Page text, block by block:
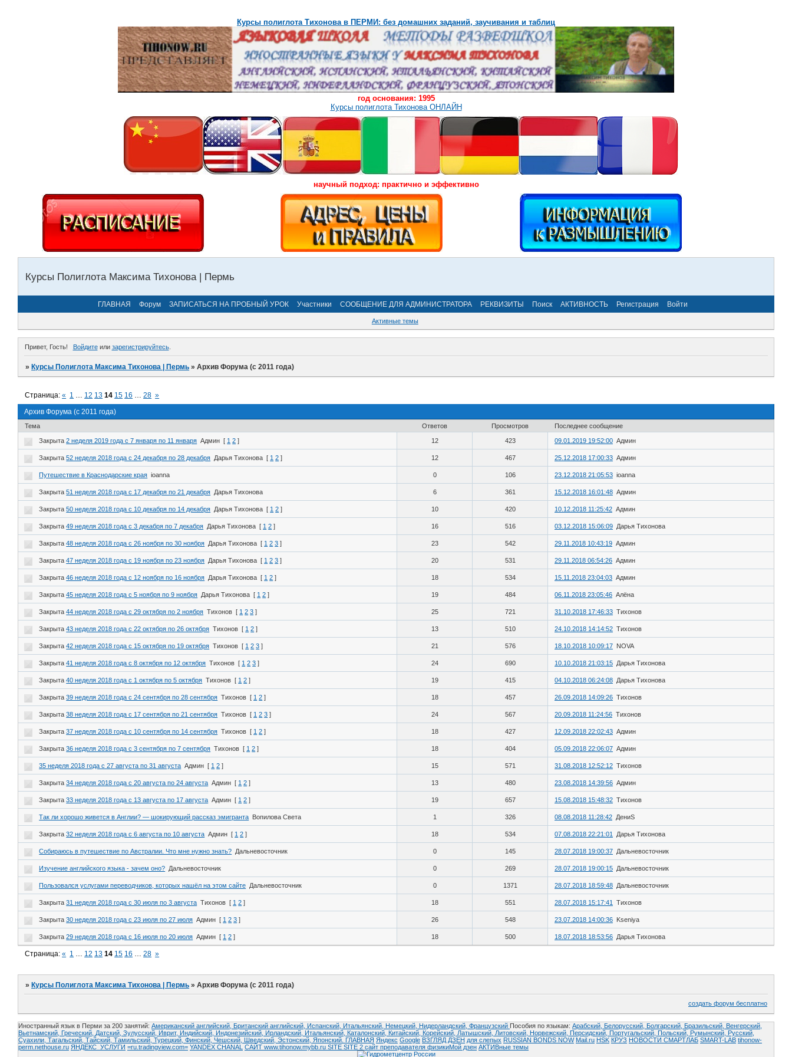
Курсы полиглота Тихонова в ПЕРМИ: без домашних заданий, заучивания и таблиц
год основания: 1995
Курсы полиглота Тихонова ОНЛАЙН
научный подход: практично и эффективно
Курсы Полиглота Максима Тихонова | Пермь
ГЛАВНАЯ Форум ЗАПИСАТЬСЯ НА ПРОБНЫЙ УРОК Участники СООБЩЕНИЕ ДЛЯ АДМИНИСТРАТОРА РЕКВИЗИТЫ Поиск АКТИВНОСТЬ Регистрация Войти
Активные темы
Привет, Гость! Войдитеили зарегистрируйтесь.
»Курсы Полиглота Максима Тихонова | Пермь »Архив Форума (с 2011 года)
Архив Форума (с 2011 года)
Страница:« 1 … 12 13 14 15 16 … 28 »
Тема Ответов Просмотров Последнее сообщение
Закрыта2 неделя 2019 года с 7 января по 11 января Админ [ 1 2 ] 12 423 09.01.2019 19:52:00 Админ
Закрыта52 неделя 2018 года с 24 декабря по 28 декабря Дарья Тихонова [ 1 2 ] 12 467 25.12.2018 17:00:33 Админ
Путешествие в Краснодарские края ioanna 0 106 23.12.2018 21:05:53 ioanna
Закрыта51 неделя 2018 года с 17 декабря по 21 декабря Дарья Тихонова 6 361 15.12.2018 16:01:48 Админ
Закрыта50 неделя 2018 года с 10 декабря по 14 декабря Дарья Тихонова [ 1 2 ] 10 420 10.12.2018 11:25:42 Админ
Закрыта49 неделя 2018 года с 3 декабря по 7 декабря Дарья Тихонова [ 1 2 ] 16 516 03.12.2018 15:06:09 Дарья Тихонова
Закрыта48 неделя 2018 года с 26 ноября по 30 ноября Дарья Тихонова [ 1 2 3 ] 23 542 29.11.2018 10:43:19 Админ
Закрыта47 неделя 2018 года с 19 ноября по 23 ноября Дарья Тихонова [ 1 2 3 ] 20 531 29.11.2018 06:54:26 Админ
Закрыта46 неделя 2018 года с 12 ноября по 16 ноября Дарья Тихонова [ 1 2 ] 18 534 15.11.2018 23:04:03 Админ
Закрыта45 неделя 2018 года с 5 ноября по 9 ноября Дарья Тихонова [ 1 2 ] 19 484 06.11.2018 23:05:46 Алёна
Закрыта44 неделя 2018 года с 29 октября по 2 ноября Тихонов [ 1 2 3 ] 25 721 31.10.2018 17:46:33 Тихонов
Закрыта43 неделя 2018 года с 22 октября по 26 октября Тихонов [ 1 2 ] 13 510 24.10.2018 14:14:52 Тихонов
Закрыта42 неделя 2018 года с 15 октября по 19 октября Тихонов [ 1 2 3 ] 21 576 18.10.2018 10:09:17 NOVA
Закрыта41 неделя 2018 года с 8 октября по 12 октября Тихонов [ 1 2 3 ] 24 690 10.10.2018 21:03:15 Дарья Тихонова
Закрыта40 неделя 2018 года с 1 октября по 5 октября Тихонов [ 1 2 ] 19 415 04.10.2018 06:24:08 Дарья Тихонова
Закрыта39 неделя 2018 года с 24 сентября по 28 сентября Тихонов [ 1 2 ] 18 457 26.09.2018 14:09:26 Тихонов
Закрыта38 неделя 2018 года с 17 сентября по 21 сентября Тихонов [ 1 2 3 ] 24 567 20.09.2018 11:24:56 Тихонов
Закрыта37 неделя 2018 года с 10 сентября по 14 сентября Тихонов [ 1 2 ] 18 427 12.09.2018 22:02:43 Админ
Закрыта36 неделя 2018 года с 3 сентября по 7 сентября Тихонов [ 1 2 ] 18 404 05.09.2018 22:06:07 Админ
35 неделя 2018 года с 27 августа по 31 августа Админ [ 1 2 ] 15 571 31.08.2018 12:52:12 Тихонов
Закрыта34 неделя 2018 года с 20 августа по 24 августа Админ [ 1 2 ] 13 480 23.08.2018 14:39:56 Админ
Закрыта33 неделя 2018 года с 13 августа по 17 августа Админ [ 1 2 ] 19 657 15.08.2018 15:48:32 Тихонов
Так ли хорошо живется в Англии? — шокирующий рассказ эмигранта Вопилова Света 1 326 08.08.2018 11:28:42 ДениS
Закрыта32 неделя 2018 года с 6 августа по 10 августа Админ [ 1 2 ] 18 534 07.08.2018 22:21:01 Дарья Тихонова
Собираюсь в путешествие по Австралии. Что мне нужно знать? Дальневосточник 0 145 28.07.2018 19:00:37 Дальневосточник
Изучение английского языка - зачем оно? Дальневосточник 0 269 28.07.2018 19:00:15 Дальневосточник
Пользовался услугами переводчиков, которых нашёл на этом сайте Дальневосточник 0 1371 28.07.2018 18:59:48 Дальневосточник
Закрыта31 неделя 2018 года с 30 июля по 3 августа Тихонов [ 1 2 ] 18 551 28.07.2018 15:17:41 Тихонов
Закрыта30 неделя 2018 года с 23 июля по 27 июля Админ [ 1 2 3 ] 26 548 23.07.2018 14:00:36 Kseniya
Закрыта29 неделя 2018 года с 16 июля по 20 июля Админ [ 1 2 ] 18 500 18.07.2018 18:53:56 Дарья Тихонова
Страница:« 1 … 12 13 14 15 16 … 28 »
»Курсы Полиглота Максима Тихонова | Пермь »Архив Форума (с 2011 года)
создать форум бесплатно
Иностранный язык в Перми за 200 занятий: Американский английский, Британский английский, Испанский, Итальянский, Немецкий, Нидерландский, Французский Пособия по языкам: Арабский, Белорусский, Болгарский, Бразильский, Венгерский,
Вьетнамский, Греческий, Датский, Зулусский, Иврит, Индийский, Индонезийский, Ирландский, Итальянский, Каталонский, Китайский, Корейский, Латышский, Литовский, Норвежский, Персидский, Португальский, Польский, Румынский, Русский,
Суахили, Тагальский, Тайский, Тамильский, Турецкий, Финский, Чешский, Шведский, Эстонский, Японский. ГЛАВНАЯ Яндекс Google ВЗГЛЯД ДЗЕН для слепых RUSSIAN BONDS NOW Mail.ru HSK КРУЗ НОВОСТИ СМАРТЛАБ SMART-LAB tihonow-
perm.nethouse.ru ЯНДЕКС_УСЛУГИ =ru.tradingview.com= YANDEX CHANAL САЙТ www.tihonow.mybb.ru SITE SITE 2 сайт преподавателя физикиМой дзен АКТИВные темы